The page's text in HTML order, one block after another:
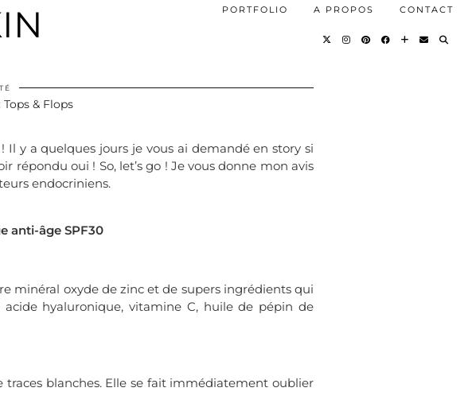
PORTFOLIO A PROPOS CONTACT
& Flops
y a quelques jours je vous ai demandé en story si
répondu oui ! So, let’s go ! Je vous donne mon avis
endocriniens.
anti-âge SPF30
minéral oxyde de zinc et de supers ingrédients qui
hyaluronique, vitamine C, huile de pépin de
traces blanches. Elle se fait immédiatement oublier